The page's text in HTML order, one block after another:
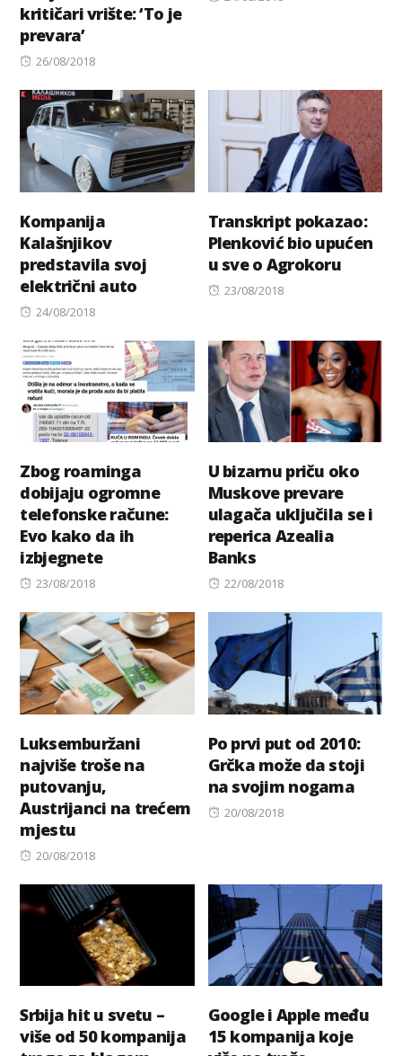
kritičari vrište: ‘To je
prevara’
Posted
26/08/2018
Kompanija
Kalašnjikov
predstavila svoj
električni auto
Posted
24/08/2018
Transkript pokazao:
Plenković bio upućen
u sve o Agrokoru
Posted
23/08/2018
Zbog roaminga
dobijaju ogromne
telefonske račune:
Evo kako da ih
izbjegnete
Posted
23/08/2018
U bizarnu priču oko
Muskove prevare
ulagača uključila se i
reperica Azealia
Banks
Posted
22/08/2018
Luksemburžani
najviše troše na
putovanju,
Austrijanci na trećem
mjestu
Posted
20/08/2018
Po prvi put od 2010:
Grčka može da stoji
na svojim nogama
Posted
20/08/2018
Srbija hit u svetu –
više od 50 kompanija
Google i Apple među
15 kompanija koje